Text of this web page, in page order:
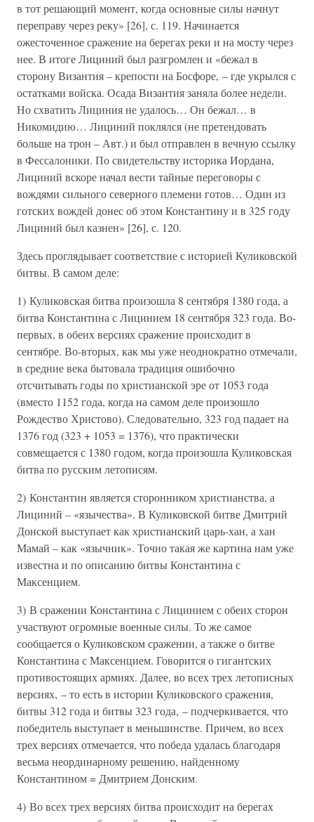
в тот решающий момент, когда основные силы начнут
переправу через реку» [26], с. 119. Начинается
ожесточенное сражение на берегах реки и на мосту через
нее. В итоге Лициний был разгромлен и «бежал в
сторону Византия – крепости на Босфоре, – где укрылся с
остатками войска. Осада Византия заняла более недели.
Но схватить Лициния не удалось… Он бежал… в
Никомидию… Лициний поклялся (не претендовать
больше на трон – Авт.) и был отправлен в вечную ссылку
в Фессалоники. По свидетельству историка Иордана,
Лициний вскоре начал вести тайные переговоры с
вождями сильного северного племени готов… Один из
готских вождей донес об этом Константину и в 325 году
Лициний был казнен» [26], с. 120.
Здесь проглядывает соответствие с историей Куликовской
битвы. В самом деле:
1) Куликовская битва произошла 8 сентября 1380 года, а
битва Константина с Лицинием 18 сентября 323 года. Во-
первых, в обеих версиях сражение происходит в
сентябре. Во-вторых, как мы уже неоднократно отмечали,
в средние века бытовала традиция ошибочно
отсчитывать годы по христианской эре от 1053 года
(вместо 1152 года, когда на самом деле произошло
Рождество Христово). Следовательно, 323 год падает на
1376 год (323 + 1053 = 1376), что практически
совмещается с 1380 годом, когда произошла Куликовская
битва по русским летописям.
2) Константин является сторонником христианства, а
Лициний – «язычества». В Куликовской битве Дмитрий
Донской выступает как христианский царь-хан, а хан
Мамай – как «язычник». Точно такая же картина нам уже
известна и по описанию битвы Константина с
Максенцием.
3) В сражении Константина с Лицинием с обеих сторон
участвуют огромные военные силы. То же самое
сообщается о Куликовском сражении, а также о битве
Константина с Максенцием. Говорится о гигантских
противостоящих армиях. Далее, во всех трех летописных
версиях, – то есть в истории Куликовского сражения,
битвы 312 года и битвы 323 года, – подчеркивается, что
победитель выступает в меньшинстве. Причем, во всех
трех версиях отмечается, что победа удалась благодаря
весьма неординарному решению, найденному
Константином = Дмитрием Донским.
4) Во всех трех версиях битва происходит на берегах